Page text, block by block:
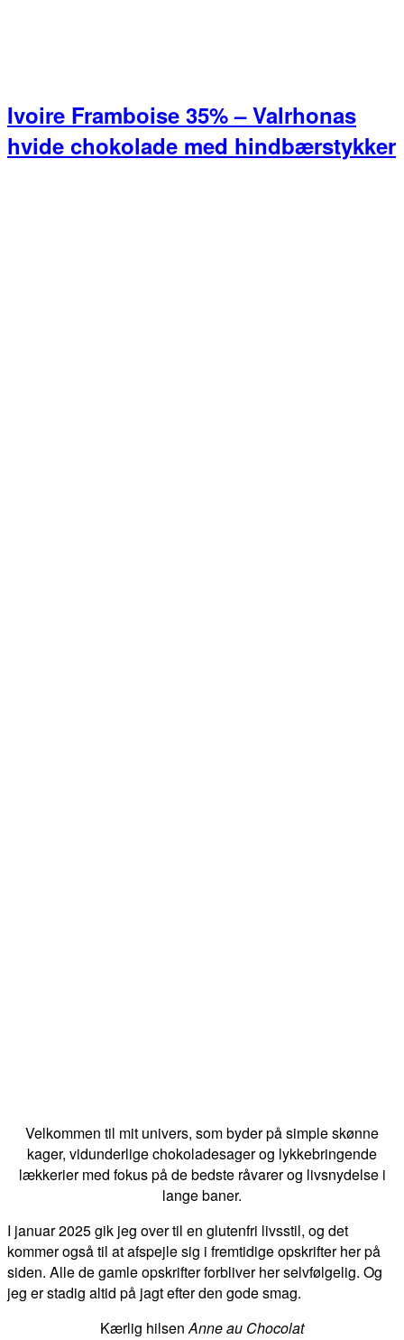
Ivoire Framboise 35% – Valrhonas
hvide chokolade med hindbærstykker
Velkommen til mit univers, som byder på simple skønne
kager, vidunderlige chokoladesager og lykkebringende
lækkerier med fokus på de bedste råvarer og livsnydelse i
lange baner.
I januar 2025 gik jeg over til en glutenfri livsstil, og det
kommer også til at afspejle sig i fremtidige opskrifter her på
siden. Alle de gamle opskrifter forbliver her selvfølgelig. Og
jeg er stadig altid på jagt efter den gode smag.
Kærlig hilsenAnne au Chocolat